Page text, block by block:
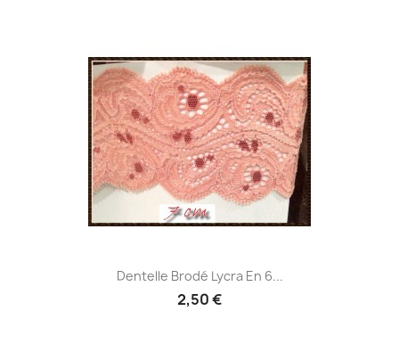
Dentelle Brodé Lycra En 6...
2,50 €